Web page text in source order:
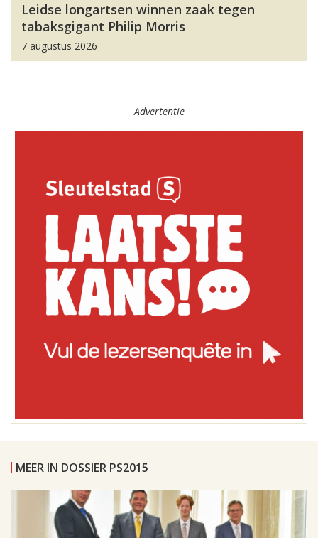
Leidse longartsen winnen zaak tegen
tabaksgigant Philip Morris
7 augustus 2026
Advertentie
MEER IN DOSSIER PS2015